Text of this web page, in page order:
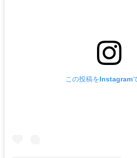
この投稿をInstagram